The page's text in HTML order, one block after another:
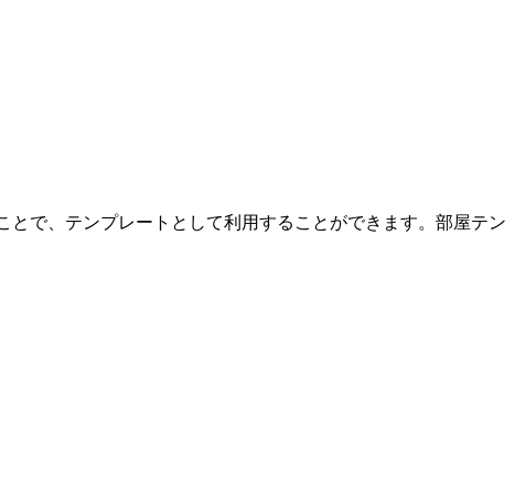
で、テンプレートとして利用することができます。部屋テン